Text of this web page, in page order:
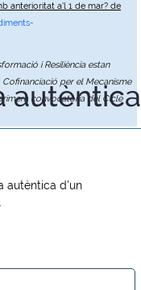
anterioritat a'l 1 de mar? de
i Resiliència estan
per el Mecanisme
convocatòria del Cicle
autèntica
autèntica d'un